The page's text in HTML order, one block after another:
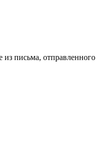
письма, отправленного